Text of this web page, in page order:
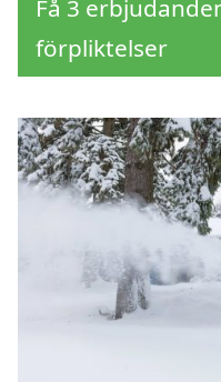
Få 3
förpliktelser